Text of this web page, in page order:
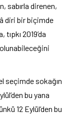
sabırla direnen,
diri bir biçimde
2019’da
seçimde sokağın
bu yana
12 Eylül’den bu